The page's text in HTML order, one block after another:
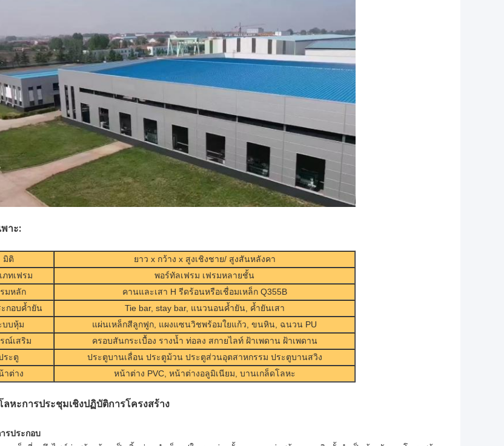
าะ:
มิติ
ยาว x กว้าง x สูงเชิงชาย/ สูงสันหลังคา
ภทเฟรม
พอร์ทัลเฟรม เฟรมหลายชั้น
มหลัก
คานและเสา H รีดร้อนหรือเชื่อมเหล็ก Q355B
กอบค้ำยัน
Tie bar, stay bar, แนวนอนค้ำยัน, ค้ำยันเสา
บบหุ้ม
แผ่นเหล็กสีลูกฟูก, แผงแซนวิชพร้อมใยแก้ว, ขนหิน, ฉนวน PU
ณ์เสริม
ครอบสันกระเบื้อง รางน้ำ ท่อลง สกายไลท์ ฝ้าเพดาน ฝ้าเพดาน
ระตู
ประตูบานเลื่อน ประตูม้วน ประตูส่วนอุตสาหกรรม ประตูบานสวิง
าต่าง
หน้าต่าง PVC, หน้าต่างอลูมิเนียม, บานเกล็ดโลหะ
ลหะการประชุมเชิงปฏิบัติการโครงสร้าง
รประกอบ